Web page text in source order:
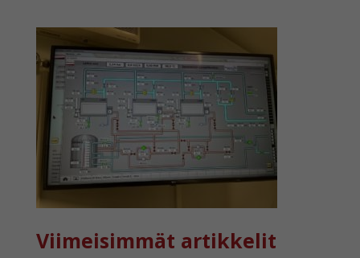
Viimeisimmät artikkelit